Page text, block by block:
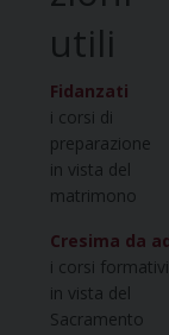
utili
Fidanzati
i corsi di
preparazione
in vista del
matrimono
Cresima da
i corsi formativi
in vista del
Sacramento